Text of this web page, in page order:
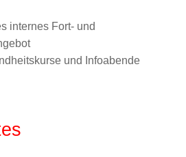
internes Fort- und
und Infoabende